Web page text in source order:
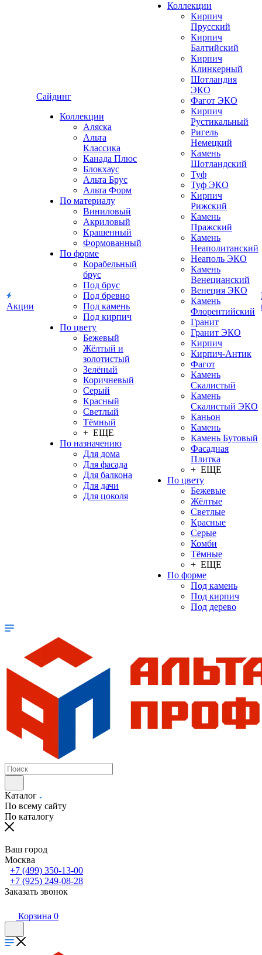
Акции
Сайдинг
Коллекции
Аляска
Альта
Классика
Канада Плюс
Блокхаус
Альта Брус
Альта Форм
По материалу
Виниловый
Акриловый
Крашенный
Формованный
По форме
Корабельный
брус
Под брус
Под бревно
Под камень
Под кирпич
По цвету
Бежевый
Жёлтый и
золотистый
Зелёный
Коричневый
Серый
Красный
Светлый
Тёмный
+ ЕЩЕ
По назначению
Для дома
Для фасада
Для балкона
Для дачи
Для цоколя
Коллекции
Кирпич
Прусский
Кирпич
Балтийский
Кирпич
Клинкерный
Шотландия
ЭКО
Фагот ЭКО
Кирпич
Рустикальный
Ригель
Немецкий
Камень
Шотландский
Туф
Туф ЭКО
Кирпич
Рижский
Камень
Пражский
Камень
Неаполитанский
Неаполь ЭКО
Камень
Венецианский
Венеция ЭКО
Камень
Флорентийский
Гранит
Гранит ЭКО
Кирпич
Кирпич-Антик
Фагот
Камень
Скалистый
Камень
Скалистый ЭКО
Каньон
Камень
Камень Бутовый
Фасадная
Плитка
+ ЕЩЕ
По цвету
Бежевые
Жёлтые
Светлые
Красные
Серые
Комби
Тёмные
+ ЕЩЕ
По форме
Под камень
Под кирпич
Под дерево
Каталог
По всему сайту
По каталогу
Ваш город
Москва
+7 (499) 350-13-00
+7 (925) 249-08-28
Заказать звонок
Корзина 0